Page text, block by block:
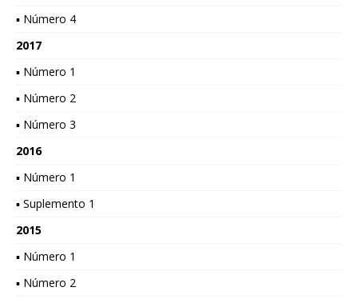
▪ Número 4
2017
▪ Número 1
▪ Número 2
▪ Número 3
2016
▪ Número 1
▪ Suplemento 1
2015
▪ Número 1
▪ Número 2